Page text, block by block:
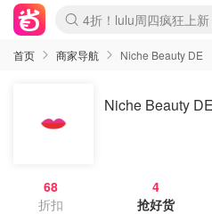
Boticinal 夏促开抢！
4折！lulu周四疯狂上新
还没结束！
Joybuy变相75折 随时失
速领！Stanley独家85折
疑似霸哥！Camper额
Zalando 奥莱闪促！每
Moncler反季囤！5折起
Coach Brooklyn仅€192
首页 商家导航 Niche Beauty DE
Niche Beauty DE
68
折扣
4
抢好货